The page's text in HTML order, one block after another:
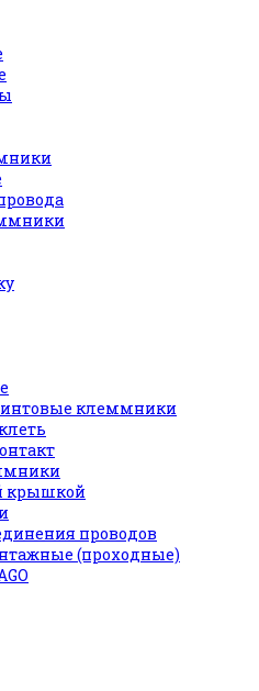
клеммники
крышкой
проводов
(проходные)